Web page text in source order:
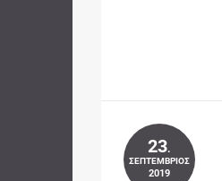
23.
ΣΕΠΤΈΜΒΡΙΟΣ
2019